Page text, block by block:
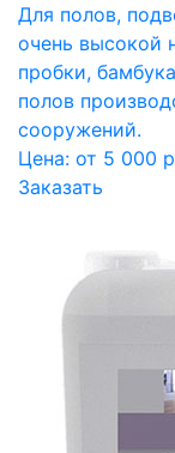
Для полов,
очень высокой
пробки,
полов
сооружений.
Цена: от 5 000
Заказать